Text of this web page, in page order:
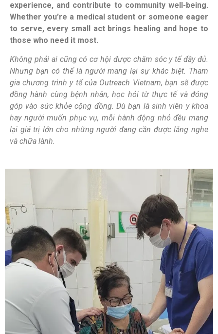
experience, and contribute to community well-being.
Whether you’re a medical student or someone eager
to serve, every small act brings healing and hope to
those who need it most.
Không phải ai cũng có cơ hội được chăm sóc y tế đầy đủ.
Nhưng bạn có thể là người mang lại sự khác biệt. Tham
gia chương trình y tế của Outreach Vietnam, bạn sẽ được
đồng hành cùng bệnh nhân, học hỏi từ thực tế và đóng
góp vào sức khỏe cộng đồng. Dù bạn là sinh viên y khoa
hay người muốn phục vụ, mỗi hành động nhỏ đều mang
lại giá trị lớn cho những người đang cần được lắng nghe
và chữa lành.